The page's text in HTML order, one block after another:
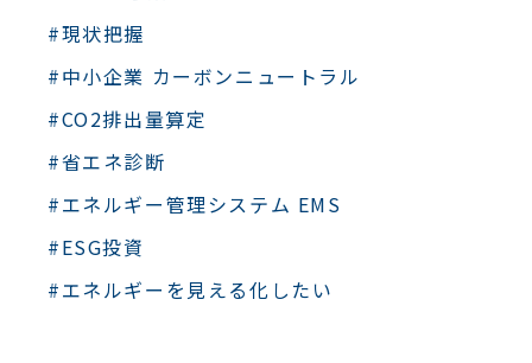
#現状把握
#中小企業 カーボンニュートラル
#CO2排出量算定
#省エネ診断
#エネルギー管理システム EMS
#ESG投資
#エネルギーを見える化したい